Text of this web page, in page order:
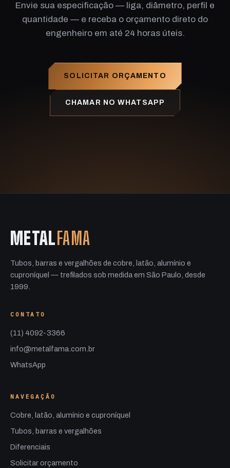
Envie sua especificação — liga, diâmetro, perfil e
quantidade — e receba o orçamento direto do
engenheiro em até 24 horas úteis.
SOLICITAR ORÇAMENTO
CHAMAR NO WHATSAPP
METAL FAMA
Tubos, barras e vergalhões de cobre, latão, alumínio e
cuproníquel — trefilados sob medida em São Paulo, desde
1999.
CONTATO
(11) 4092-3366
info@metalfama.com.br
WhatsApp
NAVEGAÇÃO
Cobre, latão, alumínio e cuproníquel
Tubos, barras e vergalhões
Diferenciais
Solicitar orçamento